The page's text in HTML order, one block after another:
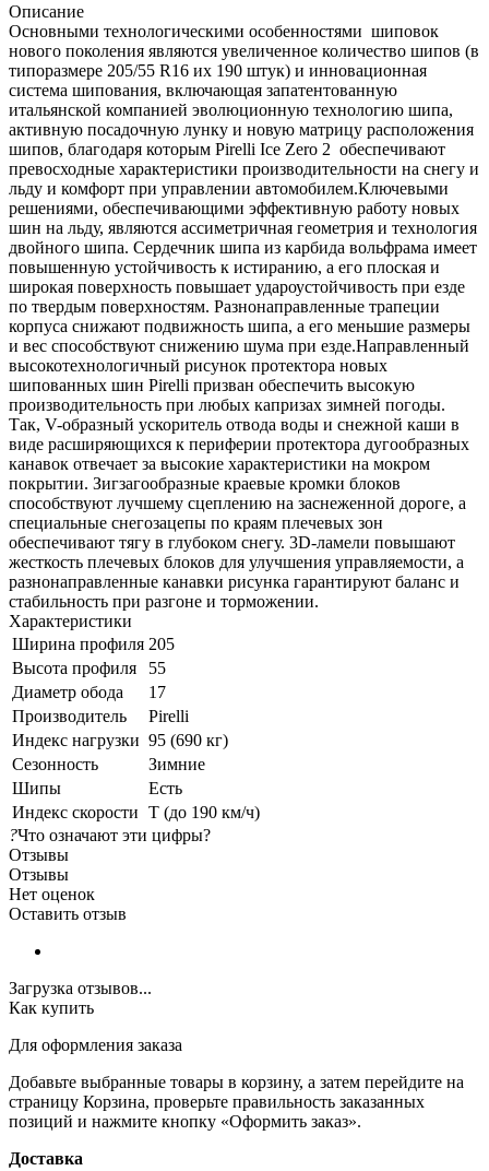
Описание
Основными технологическими особенностями шиповок
нового поколения являются увеличенное количество шипов (в
типоразмере 205/55 R16 их 190 штук) и инновационная
система шипования, включающая запатентованную
итальянской компанией эволюционную технологию шипа,
активную посадочную лунку и новую матрицу расположения
шипов, благодаря которым Pirelli Ice Zero 2 обеспечивают
превосходные характеристики производительности на снегу и
льду и комфорт при управлении автомобилем.Ключевыми
решениями, обеспечивающими эффективную работу новых
шин на льду, являются ассиметричная геометрия и технология
двойного шипа. Сердечник шипа из карбида вольфрама имеет
повышенную устойчивость к истиранию, а его плоская и
широкая поверхность повышает удароустойчивость при езде
по твердым поверхностям. Разнонаправленные трапеции
корпуса снижают подвижность шипа, а его меньшие размеры
и вес способствуют снижению шума при езде.Направленный
высокотехнологичный рисунок протектора новых
шипованных шин Pirelli призван обеспечить высокую
производительность при любых капризах зимней погоды.
Так, V-образный ускоритель отвода воды и снежной каши в
виде расширяющихся к периферии протектора дугообразных
канавок отвечает за высокие характеристики на мокром
покрытии. Зигзагообразные краевые кромки блоков
способствуют лучшему сцеплению на заснеженной дороге, а
специальные снегозацепы по краям плечевых зон
обеспечивают тягу в глубоком снегу. 3D-ламели повышают
жесткость плечевых блоков для улучшения управляемости, а
разнонаправленные канавки рисунка гарантируют баланс и
стабильность при разгоне и торможении.
Характеристики
Ширина профиля 205
Высота профиля
55
Диаметр обода
17
Производитель
Pirelli
Индекс нагрузки 95 (690 кг)
Сезонность
Зимние
Шипы
Есть
Индекс скорости T (до 190 км/ч)
?Что означают эти цифры?
Отзывы
Отзывы
Нет оценок
Оставить отзыв
Загрузка отзывов...
Как купить
Для оформления заказа
Добавьте выбранные товары в корзину, а затем перейдите на
страницу Корзина, проверьте правильность заказанных
позиций и нажмите кнопку «Оформить заказ».
Доставка